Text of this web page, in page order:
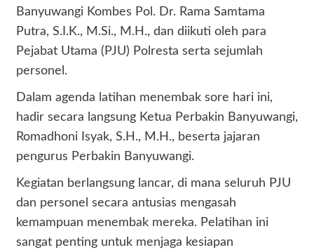
Banyuwangi Kombes Pol. Dr. Rama Samtama
Putra, S.I.K., M.Si., M.H., dan diikuti oleh para
Pejabat Utama (PJU) Polresta serta sejumlah
personel.
​Dalam agenda latihan menembak sore hari ini,
hadir secara langsung Ketua Perbakin Banyuwangi,
Romadhoni Isyak, S.H., M.H., beserta jajaran
pengurus Perbakin Banyuwangi.
​Kegiatan berlangsung lancar, di mana seluruh PJU
dan personel secara antusias mengasah
kemampuan menembak mereka. Pelatihan ini
sangat penting untuk menjaga kesiapan